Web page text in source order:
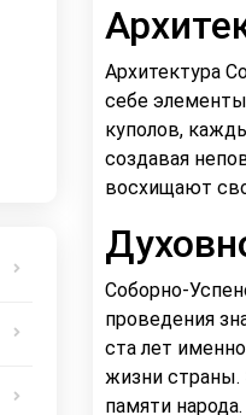
Архитектура
себе
куполов,
создавая
восхищают
Соборно-
проведения
ста лет
жизни страны.
памяти народа.